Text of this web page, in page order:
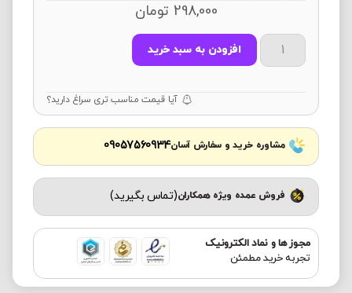
298,000 تومان
افزودن به سبد خرید
آیا قیمت مناسب تری سراغ دارید؟
مشاوره خرید و سفارش آسان09057560934
فروش عمده ویژه همکاران(تماس بگیرید)
مجوز ها و نماد الکترونیک
تجربه خرید مطمئن